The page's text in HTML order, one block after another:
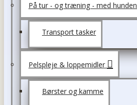
På tur - og træning - med hunden
Transport tasker
Pelspleje & loppemidler
Børster og kamme